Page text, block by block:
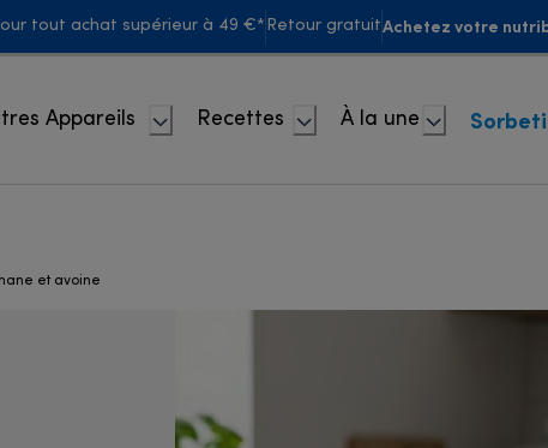
tout achat supérieur à 49 €* Retour gratuitAchetez votre
Appareils Recettes À la une
et avoine